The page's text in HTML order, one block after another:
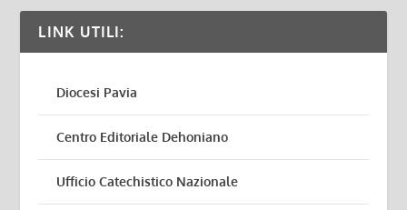
LINK UTILI:
Diocesi Pavia
Centro Editoriale Dehoniano
Ufficio Catechistico Nazionale